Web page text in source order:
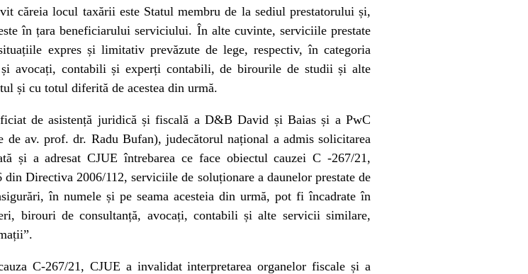
căreia locul taxării este Statul membru de la sediul prestatorului și,
în țara beneficiarului serviciului. În alte cuvinte, serviciile prestate
expres și limitativ prevăzute de lege, respectiv, în categoria
avocați, contabili și experți contabili, de birourile de studii și alte
și cu totul diferită de acestea din urmă.
de asistență juridică și fiscală a D&B David și Baias și a PwC
av. prof. dr. Radu Bufan), judecătorul național a admis solicitarea
și a adresat CJUE întrebarea ce face obiectul cauzei C -267/21,
Directiva 2006/112, serviciile de soluționare a daunelor prestate de
în numele și pe seama acesteia din urmă, pot fi încadrate în
birouri de consultanță, avocați, contabili și alte servicii similare,
C-267/21, CJUE a invalidat interpretarea organelor fiscale și a